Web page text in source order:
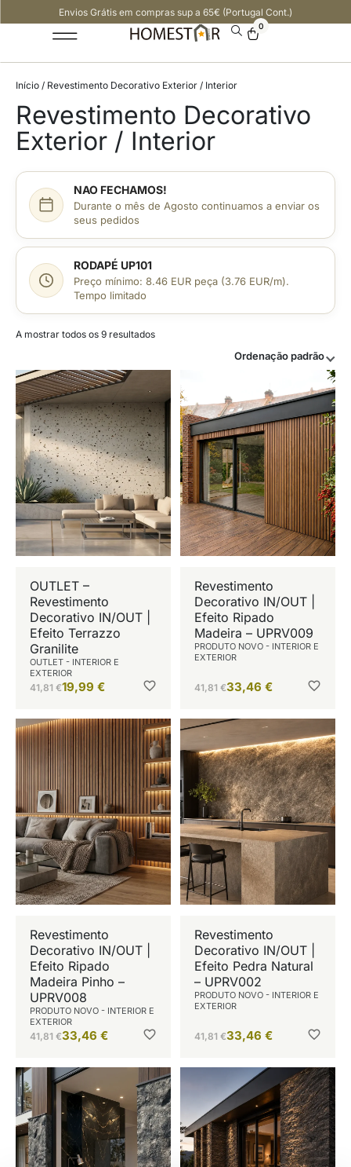
Envios Grátis em compras sup a 65€ (Portugal Cont.)
0
Início / Revestimento Decorativo Exterior / Interior
Revestimento Decorativo
Exterior / Interior
NAO FECHAMOS!
Durante o mês de Agosto continuamos a enviar os
seus pedidos
RODAPÉ UP101
Preço mínimo: 8.46 EUR peça (3.76 EUR/m).
Tempo limitado
A mostrar todos os 9 resultados
Ordenação padrão
OUTLET –
Revestimento
Decorativo IN/OUT |
Efeito Terrazzo
Granilite
OUTLET - INTERIOR E
EXTERIOR
41,81 €19,99 €
Revestimento
Decorativo IN/OUT |
Efeito Ripado
Madeira – UPRV009
PRODUTO NOVO - INTERIOR E
EXTERIOR
41,81 €33,46 €
Revestimento
Decorativo IN/OUT |
Efeito Ripado
Madeira Pinho –
UPRV008
PRODUTO NOVO - INTERIOR E
EXTERIOR
41,81 €33,46 €
Revestimento
Decorativo IN/OUT |
Efeito Pedra Natural
– UPRV002
PRODUTO NOVO - INTERIOR E
EXTERIOR
41,81 €33,46 €